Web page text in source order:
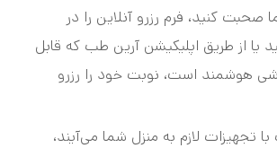
صحبت کنید، فرم رزرو آنلاین را در
یا از طریق اپلیکیشن آرین طب که قابل
هوشمند است، نوبت خود را رزرو
تجهیزات لازم به منزل شما می‌آیند،